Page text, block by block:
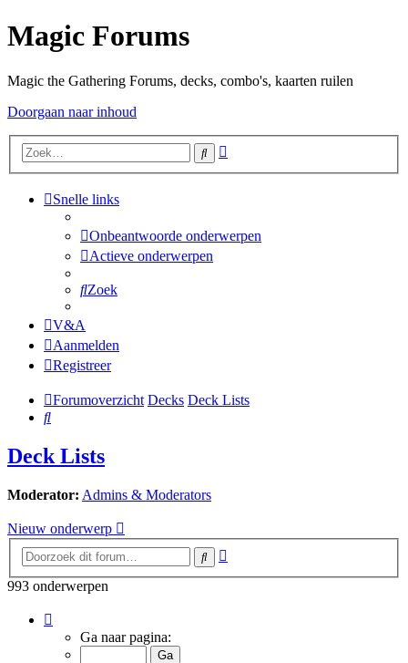
Magic Forums
Magic the Gathering Forums, decks, combo's, kaarten ruilen
Doorgaan naar inhoud
Zoek
Snelle links
Onbeantwoorde onderwerpen
Actieve onderwerpen
Zoek
V&A
Aanmelden
Registreer
Forumoverzicht Decks Deck Lists
Zoek
Deck Lists
Moderator: Admins & Moderators
Nieuw onderwerp
Zoek
993 onderwerpen
van
Ga naar pagina: